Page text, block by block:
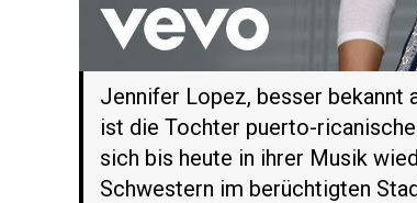
Jennifer Lopez, besser bekannt
ist die Tochter puerto-
sich bis heute in ihrer Musik
Schwestern im berüchtigten